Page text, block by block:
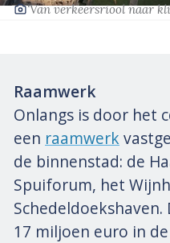
‘Van verkeersriool naar
Raamwerk
Onlangs is door het
een raamwerk
de binnenstad: de
Spuiforum, het
17 miljoen euro in